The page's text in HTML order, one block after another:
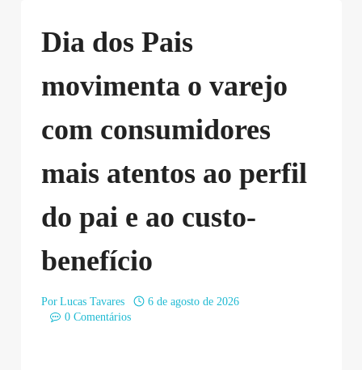
Dia dos Pais
movimenta o varejo
com consumidores
mais atentos ao perfil
do pai e ao custo-
benefício
Por Lucas Tavares
6 de agosto de 2026
0 Comentários